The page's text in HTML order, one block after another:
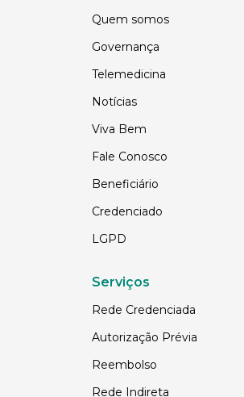
Quem somos
Governança
Telemedicina
Notícias
Viva Bem
Fale Conosco
Beneficiário
Credenciado
LGPD
Serviços
Rede Credenciada
Autorização Prévia
Reembolso
Rede Indireta